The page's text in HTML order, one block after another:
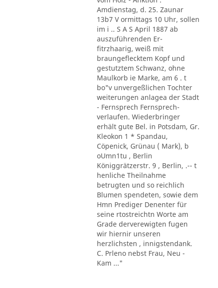
Amdienstag, d. 25. Zaunar
13b7 V ormittags 10 Uhr, sollen
im i .. S A S April 1887 ab
auszuführenden Er-
fitrzhaarig, weiß mit
braungeflecktem Kopf und
gestutztem Schwanz, ohne
Maulkorb ie Marke, am 6 . t
bo"v unvergeßlichen Tochter
weiterungen anlagea der Stadt
- Fernsprech Fernsprech-
verlaufen. Wiederbringer
erhält gute Bel. in Potsdam, Gr.
Kleokon 1 * Spandau,
Cöpenick, Grünau ( Mark), b
oUmn1tu , Berlin
Königgrätzerstr. 9 , Berlin, .-- t
henliche Theilnahme
betrugten und so reichlich
Blumen spendeten, sowie dem
Hmn Prediger Denenter für
seine rtostreichtn Worte am
Grade derverewigten fugen
wir hiernir unseren
herzlichsten , innigstendank.
C. Prleno nebst Frau, Neu -
Kam ..."